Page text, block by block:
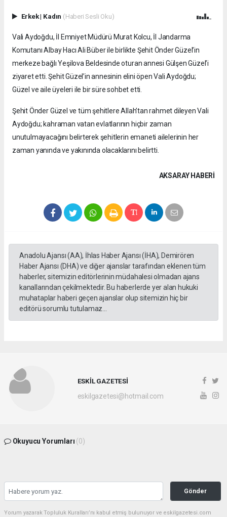
Erkek| Kadın (Haberi Sesli Oku)
Vali Aydoğdu, İl Emniyet Müdürü Murat Kolcu, İl Jandarma
Komutanı Albay Hacı Ali Büber ile birlikte Şehit Önder Güzel’in
merkeze bağlı Yeşilova Beldesinde oturan annesi Gülşen Güzel’i
ziyaret etti. Şehit Güzel’in annesinin elini öpen Vali Aydoğdu;
Güzel ve aile üyeleri ile bir süre sohbet etti.
Şehit Önder Güzel ve tüm şehitlere Allah’tan rahmet dileyen Vali
Aydoğdu; kahraman vatan evlatlarının hiçbir zaman
unutulmayacağını belirterek şehitlerin emaneti ailelerinin her
zaman yanında ve yakınında olacaklarını belirtti.
AKSARAY HABERİ
Anadolu Ajansı (AA), İhlas Haber Ajansı (İHA), Demirören
Haber Ajansı (DHA) ve diğer ajanslar tarafından eklenen tüm
haberler, sitemizin editörlerinin müdahalesi olmadan ajans
kanallarından çekilmektedir. Bu haberlerde yer alan hukuki
muhataplar haberi geçen ajanslar olup sitemizin hiç bir
editörü sorumlu tutulamaz...
ESKİL GAZETESİ
eskilgazetesi@hotmail.com
Okuyucu Yorumları (0)
Gönder
Yorum yazarak Topluluk Kuralları’nı kabul etmiş bulunuyor ve eskilgazetesi.com